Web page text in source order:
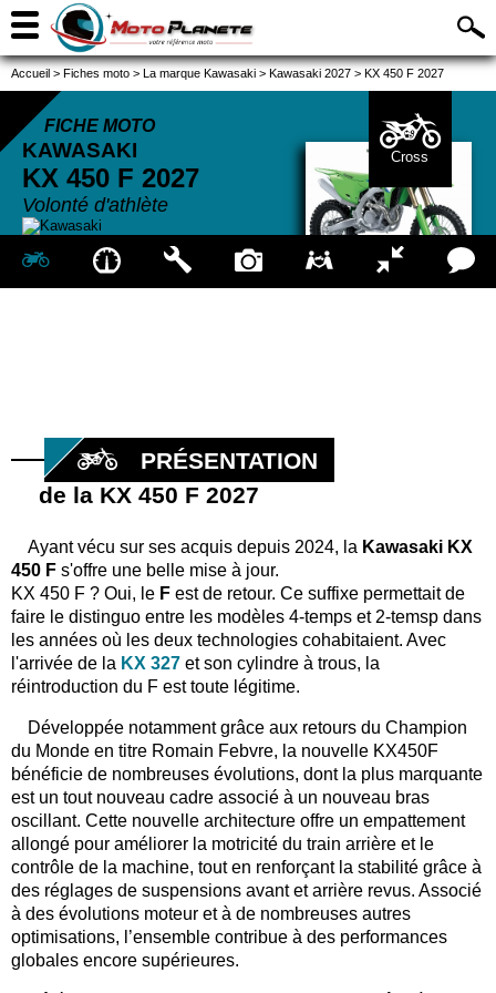
Accueil > Fiches moto > La marque Kawasaki > Kawasaki 2027 > KX 450 F 2027
FICHE MOTO
KAWASAKI
KX 450 F 2027
Volonté d'athlète
Cross
PRÉSENTATION
de la KX 450 F 2027
Ayant vécu sur ses acquis depuis 2024, la Kawasaki KX
450 F s'offre une belle mise à jour.
KX 450 F ? Oui, le F est de retour. Ce suffixe permettait de
faire le distinguo entre les modèles 4-temps et 2-temsp dans
les années où les deux technologies cohabitaient. Avec
l'arrivée de la KX 327 et son cylindre à trous, la
réintroduction du F est toute légitime.
Développée notamment grâce aux retours du Champion
du Monde en titre Romain Febvre, la nouvelle KX450F
bénéficie de nombreuses évolutions, dont la plus marquante
est un tout nouveau cadre associé à un nouveau bras
oscillant. Cette nouvelle architecture offre un empattement
allongé pour améliorer la motricité du train arrière et le
contrôle de la machine, tout en renforçant la stabilité grâce à
des réglages de suspensions avant et arrière revus. Associé
à des évolutions moteur et à de nombreuses autres
optimisations, l’ensemble contribue à des performances
globales encore supérieures.